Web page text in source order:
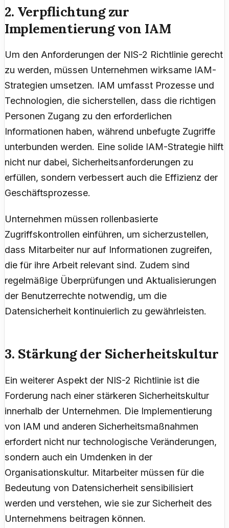
2. Verpflichtung zur
Implementierung von IAM
Um den Anforderungen der NIS-2 Richtlinie gerecht
zu werden, müssen Unternehmen wirksame IAM-
Strategien umsetzen. IAM umfasst Prozesse und
Technologien, die sicherstellen, dass die richtigen
Personen Zugang zu den erforderlichen
Informationen haben, während unbefugte Zugriffe
unterbunden werden. Eine solide IAM-Strategie hilft
nicht nur dabei, Sicherheitsanforderungen zu
erfüllen, sondern verbessert auch die Effizienz der
Geschäftsprozesse.
Unternehmen müssen rollenbasierte
Zugriffskontrollen einführen, um sicherzustellen,
dass Mitarbeiter nur auf Informationen zugreifen,
die für ihre Arbeit relevant sind. Zudem sind
regelmäßige Überprüfungen und Aktualisierungen
der Benutzerrechte notwendig, um die
Datensicherheit kontinuierlich zu gewährleisten.
3. Stärkung der Sicherheitskultur
Ein weiterer Aspekt der NIS-2 Richtlinie ist die
Forderung nach einer stärkeren Sicherheitskultur
innerhalb der Unternehmen. Die Implementierung
von IAM und anderen Sicherheitsmaßnahmen
erfordert nicht nur technologische Veränderungen,
sondern auch ein Umdenken in der
Organisationskultur. Mitarbeiter müssen für die
Bedeutung von Datensicherheit sensibilisiert
werden und verstehen, wie sie zur Sicherheit des
Unternehmens beitragen können.